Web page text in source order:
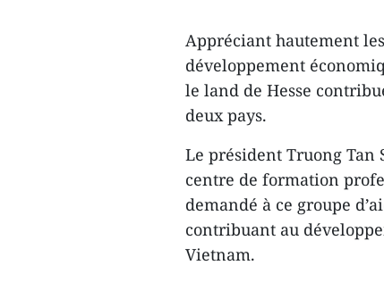
Appréciant hautement
développement
le land de Hesse
deux pays.
Le président Truong Tan
centre de formation
demandé à ce groupe
contribuant au
Vietnam.